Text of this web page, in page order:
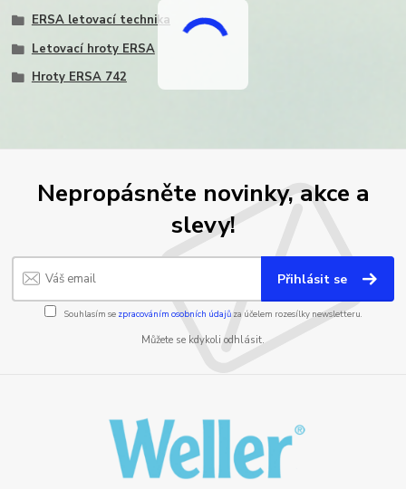
ERSA letovací technika
Letovací hroty ERSA
Hroty ERSA 742
Nepropásněte novinky, akce a
slevy!
Přihlásit se
Souhlasím se zpracováním osobních údajůza účelem rozesílky newsletteru.
Můžete se kdykoli odhlásit.